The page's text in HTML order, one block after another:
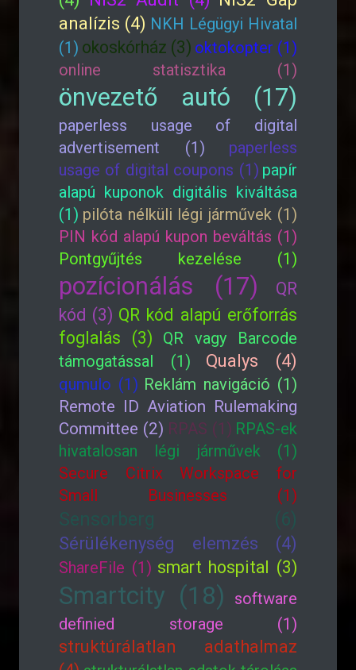
analízis (4) NKH Légügyi Hivatal
(1) okoskórház (3) oktokopter (1)
online statisztika (1)
önvezető autó (17)
paperless usage of digital
advertisement (1)
paperless
usage of digital coupons (1) papír
alapú kuponok digitális kiváltása
(1) pilóta nélküli légi járművek (1)
PIN kód alapú kupon beváltás (1)
Pontgyűjtés kezelése (1)
pozícionálás (17)
QR
kód (3) QR kód alapú erőforrás
foglalás (3)
QR vagy Barcode
támogatással (1)
Qualys (4)
qumulo (1) Reklám navigáció (1)
Remote ID Aviation Rulemaking
Committee (2) RPAS (1) RPAS-ek
hivatalosan légi járművek (1)
Secure Citrix Workspace for
Small Businesses (1)
Sérülékenység elemzés (4)
ShareFile (1) smart hospital (3)
Smartcity (18)
software
definied storage (1)
struktúrálatlan adathalmaz